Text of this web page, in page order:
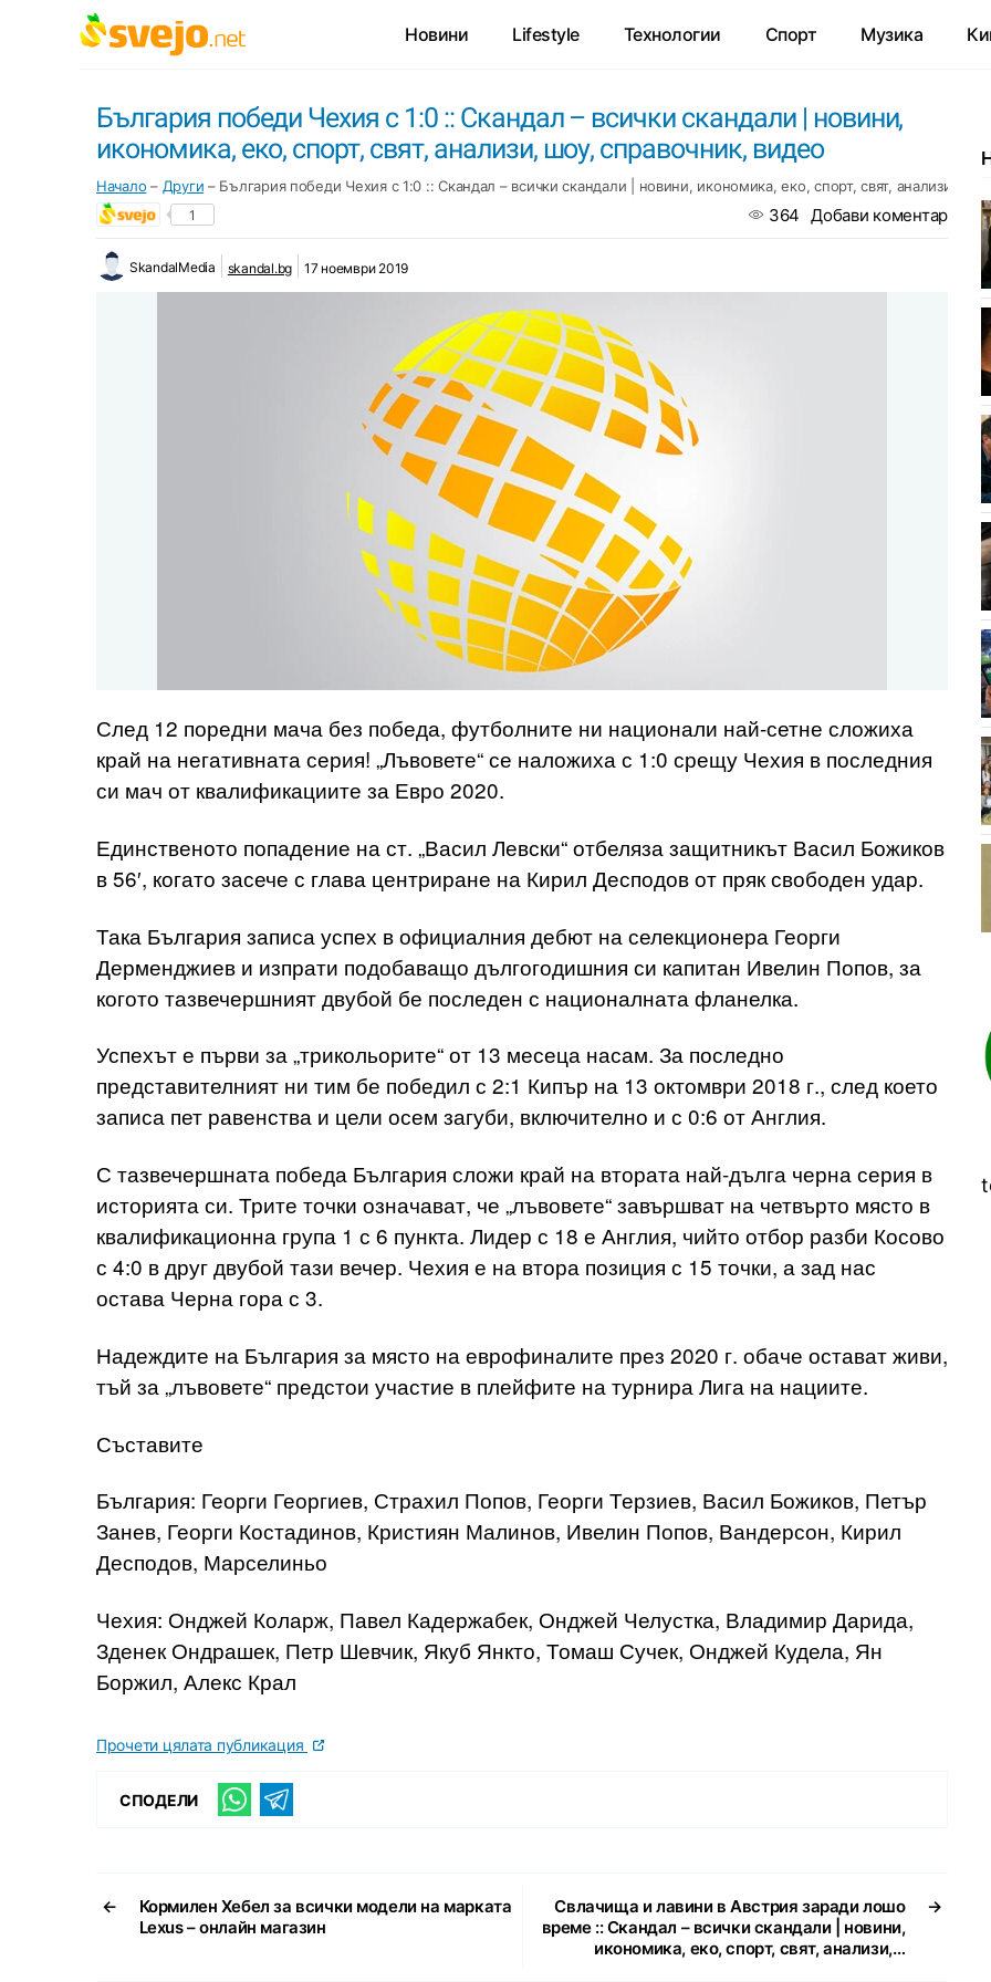
Новини Lifestyle Технологии Спорт Музика
България победи Чехия с 1:0 :: Скандал – всички скандали | новини,
икономика, еко, спорт, свят, анализи, шоу, справочник, видео
Начало – Други – България победи Чехия с 1:0 :: Скандал – всички скандали | новини, икономика, еко, спорт, свят, анализи,
1 364 Добави коментар
SkandalMedia skandal.bg 17 ноември 2019
След 12 поредни мача без победа, футболните ни национали най-сетне сложиха
край на негативната серия! „Лъвовете“ се наложиха с 1:0 срещу Чехия в последния
си мач от квалификациите за Евро 2020.
Единственото попадение на ст. „Васил Левски“ отбеляза защитникът Васил Божиков
в 56′, когато засече с глава центриране на Кирил Десподов от пряк свободен удар.
Така България записа успех в официалния дебют на селекционера Георги
Дерменджиев и изпрати подобаващо дългогодишния си капитан Ивелин Попов, за
когото тазвечершният двубой бе последен с националната фланелка.
Успехът е първи за „трикольорите“ от 13 месеца насам. За последно
представителният ни тим бе победил с 2:1 Кипър на 13 октомври 2018 г., след което
записа пет равенства и цели осем загуби, включително и с 0:6 от Англия.
С тазвечершната победа България сложи край на втората най-дълга черна серия в
историята си. Трите точки означават, че „лъвовете“ завършват на четвърто място в
квалификационна група 1 с 6 пункта. Лидер с 18 е Англия, чийто отбор разби Косово
с 4:0 в друг двубой тази вечер. Чехия е на втора позиция с 15 точки, а зад нас
остава Черна гора с 3.
Надеждите на България за място на еврофиналите през 2020 г. обаче остават живи,
тъй за „лъвовете“ предстои участие в плейфите на турнира Лига на нациите.
Съставите
България: Георги Георгиев, Страхил Попов, Георги Терзиев, Васил Божиков, Петър
Занев, Георги Костадинов, Кристиян Малинов, Ивелин Попов, Вандерсон, Кирил
Десподов, Марселиньо
Чехия: Онджей Коларж, Павел Кадержабек, Онджей Челустка, Владимир Дарида,
Зденек Ондрашек, Петр Шевчик, Якуб Янкто, Томаш Сучек, Онджей Кудела, Ян
Боржил, Алекс Крал
Прочети цялата публикация
СПОДЕЛИ
←
Кормилен Хебел за всички модели на марката
Lexus – онлайн магазин
→
Свлачища и лавини в Австрия заради лошо
време :: Скандал – всички скандали | новини,
икономика, еко, спорт, свят, анализи,…